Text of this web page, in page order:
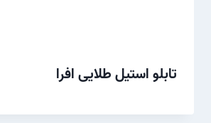
تابلو استیل طلایی افرا